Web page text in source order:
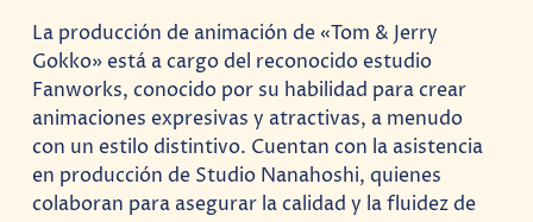
La producción de animación de «Tom & Jerry
Gokko» está a cargo del reconocido estudio
Fanworks, conocido por su habilidad para crear
animaciones expresivas y atractivas, a menudo
con un estilo distintivo. Cuentan con la asistencia
en producción de Studio Nanahoshi, quienes
colaboran para asegurar la calidad y la fluidez de